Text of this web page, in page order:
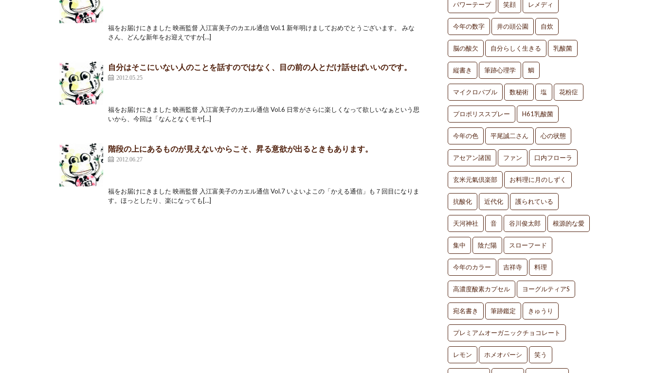
福をお届けにきました 映画監督 入江富美子のカエル通信 Vol.1 新年明けましておめでとうございます。 みな
さん、どんな新年をお迎えですか[…]
自分はそこにいない人のことを話すのではなく、目の前の人とだけ話せばいいのです。
2012.05.25
福をお届けにきました 映画監督 入江富美子のカエル通信 Vol.6 日常がさらに楽しくなって欲しいなぁという思
いから、今回は「なんとなくモヤ[…]
階段の上にあるものが見えないからこそ、昇る意欲が出るときもあります。
2012.06.27
福をお届けにきました 映画監督 入江富美子のカエル通信 Vol.7 いよいよこの「かえる通信」も７回目になりま
す。ほっとしたり、楽になっても[…]
パワーテープ 笑顔 レメディ
今年の数字 井の頭公園 自炊
脳の酸欠 自分らしく生きる 乳酸菌
縦書き 筆跡心理学 鯛
マイクロバブル 数秘術 塩 花粉症
プロポリススプレー H61乳酸菌
今年の色 平尾誠二さん 心の状態
アセアン諸国 ファン 口内フローラ
玄米元氣倶楽部 お料理に月のしずく
抗酸化 近代化 護られている
天河神社 音 谷川俊太郎 根源的な愛
集中 陰だ陽 スローフード
今年のカラー 吉祥寺 料理
高濃度酸素カプセル ヨーグルティアS
宛名書き 筆跡鑑定 きゅうり
プレミアムオーガニックチョコレート
レモン ホメオパーシ 笑う